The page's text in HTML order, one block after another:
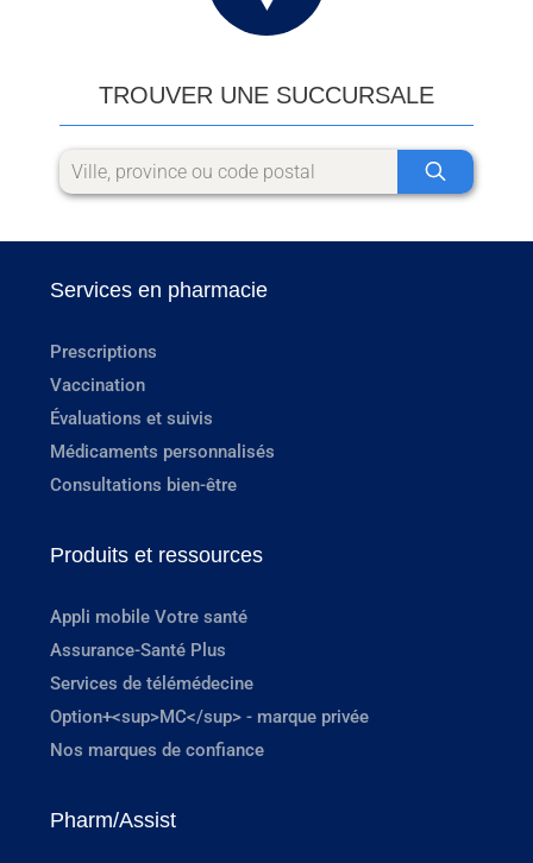
TROUVER UNE SUCCURSALE
Services en pharmacie
Prescriptions
Vaccination
Évaluations et suivis
Médicaments personnalisés
Consultations bien-être
Produits et ressources
Appli mobile Votre santé
Assurance-Santé Plus
Services de télémédecine
Option+<sup>MC</sup> - marque privée
Nos marques de confiance
Pharm/Assist